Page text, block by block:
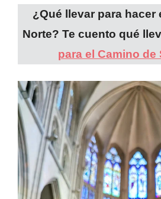
¿Qué llevar para hacer
Norte? Te cuento qué
para el Camino de